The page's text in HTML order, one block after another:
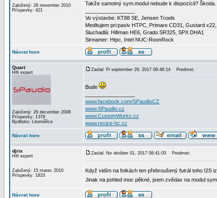
Založený: 28 november 2010
Príspevky: 421
Takže samotný sym.modul nebude k dispozícii? Škoda.
Vo výstavbe: KT88 SE, Jensen Troels
Meditujem pri:pasiv HTPC, Primare CD31, Gustard
Sluchadlá: Hifiman HE6, Grado SR325, SPX DHA1
Streamer: Htpc, Intel NUC-RoonRock
Návrat hore
Quart
Hifi expert
Založený: 26 december 2008
Príspevky: 1379
Bydlisko: Litoměřice
Zaslal: Pi september 29, 2017 08:48:14 Predmet:
Bude
www.facebook.com/SPaudioCZ
www.SPaudio.cz
www.CustomWorks.cz
www.revize-hc.cz
Návrat hore
djrix
Hifi expert
Založený: 15 marec 2010
Príspevky: 1833
Zaslal: Ne október 01, 2017 08:41:03 Predmet:
Když vidím na fotkách ten přebroušený futrál toho I2S
Jinak na pohled moc pěkné, jsem zvědav na modul
Návrat hore